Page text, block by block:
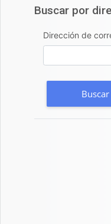
Buscar por
Buscar por
Dirección de